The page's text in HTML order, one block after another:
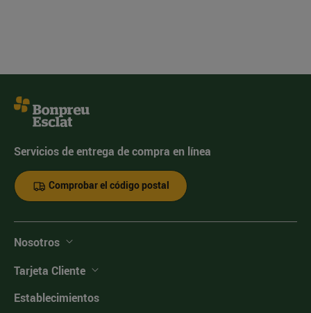
Servicios de entrega de compra en línea
Comprobar el código postal
Nosotros
Tarjeta Cliente
Establecimientos